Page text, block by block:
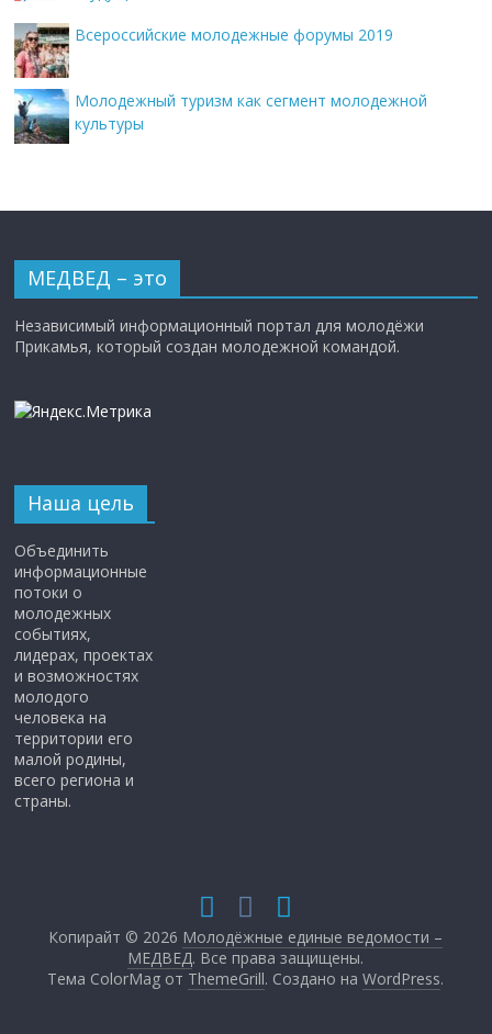
Всероссийские молодежные форумы 2019
Молодежный туризм как сегмент молодежной
культуры
МЕДВЕД – это
Независимый информационный портал для молодёжи
Прикамья, который создан молодежной командой.
Наша цель
Объединить
информационные
потоки о
молодежных
событиях,
лидерах, проектах
и возможностях
молодого
человека на
территории его
малой родины,
всего региона и
страны.
Копирайт © 2026 Молодёжные единые ведомости –
МЕДВЕД. Все права защищены.
Тема ColorMag от ThemeGrill. Создано наWordPress.